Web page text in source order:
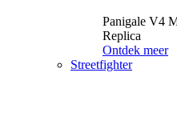
Panigale V4
Replica
Ontdek meer
Streetfighter